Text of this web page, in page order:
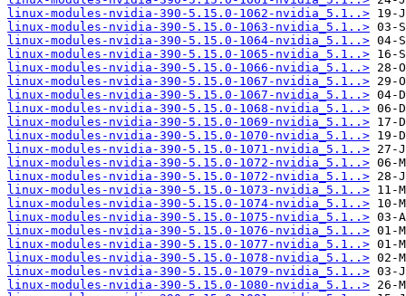
linux-modules-nvidia-390-5.15.0-1062-nvidia_5.1..>
linux-modules-nvidia-390-5.15.0-1063-nvidia_5.1..>
linux-modules-nvidia-390-5.15.0-1064-nvidia_5.1..>
linux-modules-nvidia-390-5.15.0-1065-nvidia_5.1..>
linux-modules-nvidia-390-5.15.0-1066-nvidia_5.1..>
linux-modules-nvidia-390-5.15.0-1067-nvidia_5.1..>
linux-modules-nvidia-390-5.15.0-1067-nvidia_5.1..>
linux-modules-nvidia-390-5.15.0-1068-nvidia_5.1..>
linux-modules-nvidia-390-5.15.0-1069-nvidia_5.1..>
linux-modules-nvidia-390-5.15.0-1070-nvidia_5.1..>
linux-modules-nvidia-390-5.15.0-1071-nvidia_5.1..>
linux-modules-nvidia-390-5.15.0-1072-nvidia_5.1..>
linux-modules-nvidia-390-5.15.0-1072-nvidia_5.1..>
linux-modules-nvidia-390-5.15.0-1073-nvidia_5.1..>
linux-modules-nvidia-390-5.15.0-1074-nvidia_5.1..>
linux-modules-nvidia-390-5.15.0-1075-nvidia_5.1..>
linux-modules-nvidia-390-5.15.0-1076-nvidia_5.1..>
linux-modules-nvidia-390-5.15.0-1077-nvidia_5.1..>
linux-modules-nvidia-390-5.15.0-1078-nvidia_5.1..>
linux-modules-nvidia-390-5.15.0-1079-nvidia_5.1..>
linux-modules-nvidia-390-5.15.0-1080-nvidia_5.1..>